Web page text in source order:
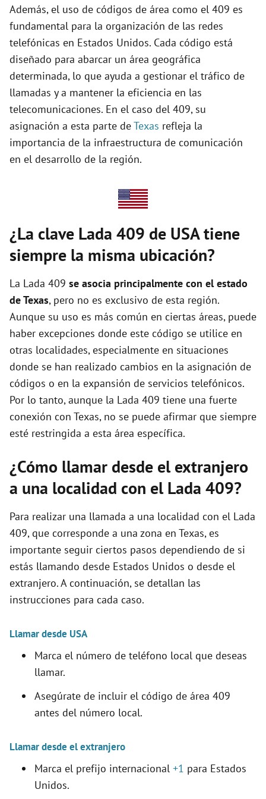
y
V
i
d
e
o
Además, el uso de códigos de área como el 409 es
fundamental para la organización de las redes
telefónicas en Estados Unidos. Cada código está
diseñado para abarcar un área geográfica
determinada, lo que ayuda a gestionar el tráfico de
llamadas y a mantener la eficiencia en las
telecomunicaciones. En el caso del 409, su
asignación a esta parte deTexas refleja la
importancia de la infraestructura de comunicación
en el desarrollo de la región.
¿La clave Lada 409 de USA tiene
siempre la misma ubicación?
La Lada 409 se asocia principalmente con el estado
de Texas, pero no es exclusivo de esta región.
Aunque su uso es más común en ciertas áreas, puede
haber excepciones donde este código se utilice en
otras localidades, especialmente en situaciones
donde se han realizado cambios en la asignación de
códigos o en la expansión de servicios telefónicos.
Por lo tanto, aunque la Lada 409 tiene una fuerte
conexión con Texas, no se puede afirmar que siempre
esté restringida a esta área específica.
¿Cómo llamar desde el extranjero
a una localidad con el Lada 409?
Para realizar una llamada a una localidad con el Lada
409, que corresponde a una zona en Texas, es
importante seguir ciertos pasos dependiendo de si
estás llamando desde Estados Unidos o desde el
extranjero. A continuación, se detallan las
instrucciones para cada caso.
Llamar desde USA
Marca el número de teléfono local que deseas
llamar.
Asegúrate de incluir el código de área 409
antes del número local.
Llamar desde el extranjero
Marca el prefijo internacional +1 para Estados
Unidos.